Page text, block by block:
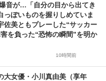
音が…「自分の目から出てき
っぽいものを握りしめていま
佐美ともプレーした“サッカー
を負った“恐怖の瞬間”を明か
10時間前
大女優・小川真由美（享年